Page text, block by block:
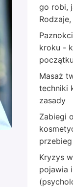
go robi,
kroku -
Masaż
techniki
zasady
Zabiegi
Kryzys
pojawia